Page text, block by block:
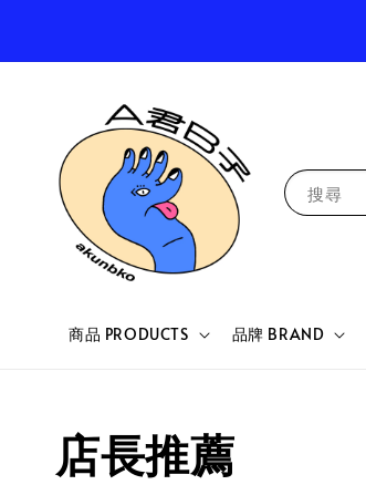
搜尋
商品 PRODUCTS 品牌 BRAND
店長推薦